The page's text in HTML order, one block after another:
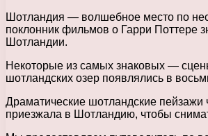
Шотландия — волшебное место по
поклонник фильмов о Гарри Поттере
Шотландии.
Некоторые из самых знаковых —
шотландских озер появлялись в
Драматические шотландские пейзажи
приезжала в Шотландию, чтобы